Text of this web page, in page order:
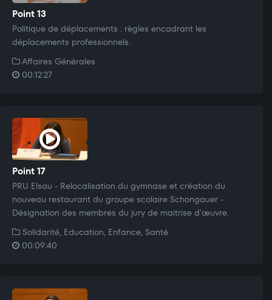
Point 13
Politique de déplacements : règles encadrant les
déplacements professionnels.
Affaires Générales
00:12:27
Point 17
PRU Elsau - Relocalisation du gymnase et création du
nouveau restaurant du groupe scolaire Schongauer -
Désignation des membres du jury de maitrise d'œuvre.
Solidarité, Education, Enfance, Santé
00:09:40